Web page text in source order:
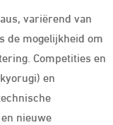
variërend van
de mogelijkheid om
Competities en
en
nieuwe